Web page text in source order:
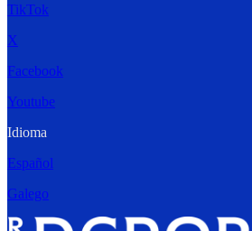
TikTok
X
Facebook
Youtube
Idioma
Español
Galego